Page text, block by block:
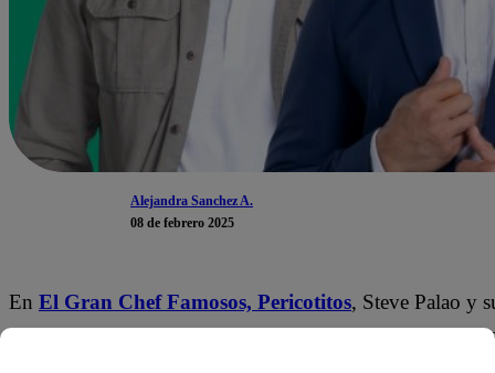
Alejandra Sanchez A.
08 de febrero 2025
En El Gran Chef Famosos, Pericotitos, Steve Palao y
duplas favoritas del programa gastronómico de Latina.